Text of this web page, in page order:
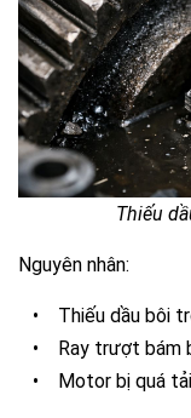
Thiếu
Nguyên nhân:
• Thiếu dầu bôi
• Ray trượt bám
• Motor bị quá